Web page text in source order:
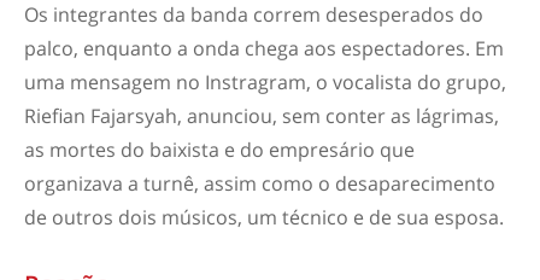
Os integrantes da banda correm desesperados do
palco, enquanto a onda chega aos espectadores. Em
uma mensagem no Instragram, o vocalista do grupo,
Riefian Fajarsyah, anunciou, sem conter as lágrimas,
as mortes do baixista e do empresário que
organizava a turnê, assim como o desaparecimento
de outros dois músicos, um técnico e de sua esposa.